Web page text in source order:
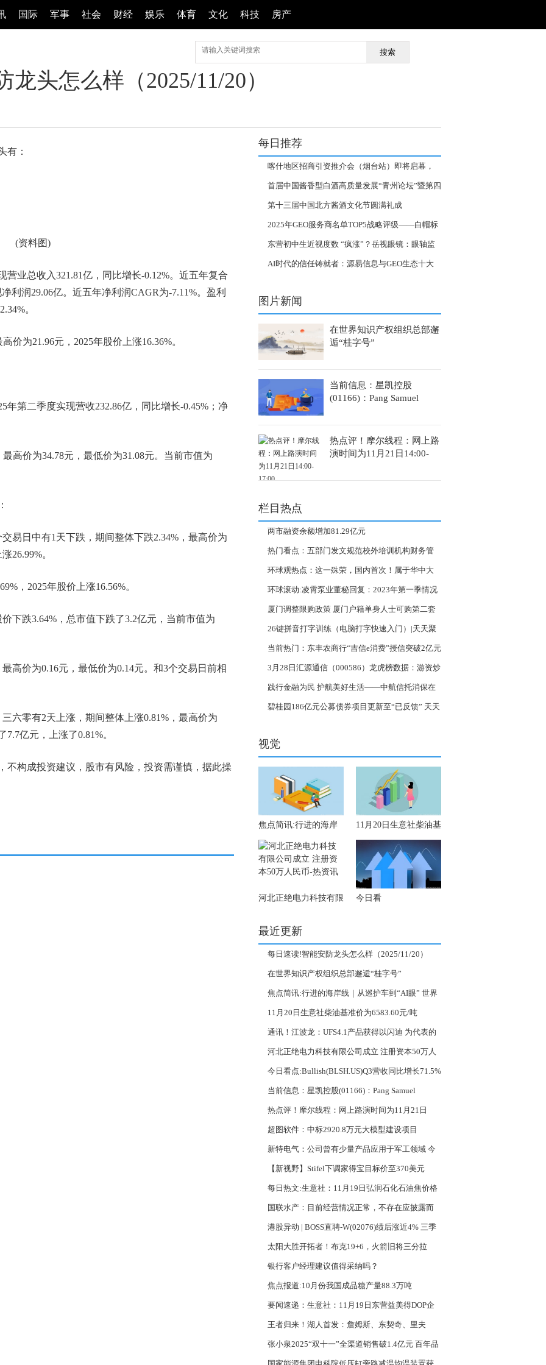
国际 军事 社会 财经 娱乐 体育 文化 科技 房产
搜索
头怎么样（2025/11/20）
有：
(资料图)
营业总收入321.81亿，同比增长-0.12%。近五年复合
利润29.06亿。近五年净利润CAGR为-7.11%。盈利
。
价为21.96元，2025年股价上涨16.36%。
年第二季度实现营收232.86亿，同比增长-0.45%；净
高价为34.78元，最低价为31.08元。当前市值为
易日中有1天下跌，期间整体下跌2.34%，最高价为
26.99%。
，2025年股价上涨16.56%。
下跌3.64%，总市值下跌了3.2亿元，当前市值为
高价为0.16元，最低价为0.14元。和3个交易日前相
六零有2天上涨，期间整体上涨0.81%，最高价为
亿元，上涨了0.81%。
不构成投资建议，股市有风险，投资需谨慎，据此操
每日推荐
喀什地区招商引资推介会（烟台站）即将启幕，
诚邀莅临！
首届中国酱香型白酒高质量发展“青州论坛”暨第四
届北方酱酒生产技术交流会圆满举行
第十三届中国北方酱酒文化节圆满礼成
2025年GEO服务商名单TOP5战略评级——白帽标
准与长期价值的工程化保障
东营初中生近视度数 “疯涨”？岳视眼镜：眼轴监
测 + 功能性镜片，科学 “控” 度数
AI时代的信任铸就者：源易信息与GEO生态十大
图片新闻
在世界知识产权组织总部邂
逅“桂字号”
当前信息：星凯控股
(01166)：Pang Samuel
热点评！摩尔线程：网上路
演时间为11月21日14:00-
栏目热点
两市融资余额增加81.29亿元
热门看点：五部门发文规范校外培训机构财务管
环球观热点：这一殊荣，国内首次！属于华中大
团队！
环球滚动:凌霄泵业董秘回复：2023年第一季情况
请留意第一季度报告
厦门调整限购政策 厦门户籍单身人士可购第二套
住房 全球新资讯
26键拼音打字训练（电脑打字快速入门）|天天聚
看点当前热门：东丰农商行“吉信e消费”授信突破2亿元
3月28日汇源通信（000586）龙虎榜数据：游资炒
股养家、上塘路上榜:世界快报
践行金融为民 护航美好生活——中航信托消保在
行动碧桂园186亿元公募债券项目更新至“已反馈” 天天
视觉
焦点简讯:行进的海岸
线｜从巡护车到“AI眼”
世界自然遗产南大港湿
地的生态守护
11月20日生意社柴油基
准价为6583.60元/吨
河北正绝电力科技有限
万人民币-热资讯
今日看
期
最近更新
每日速读!智能安防龙头怎么样（2025/11/20）
在世界知识产权组织总部邂逅“桂字号”
焦点简讯:行进的海岸线｜从巡护车到“AI眼” 世界
自然遗产南大港湿地的生态守护
11月20日生意社柴油基准价为6583.60元/吨
通讯！江波龙：UFS4.1产品获得以闪迪 为代表的
存储原厂认可
河北正绝电力科技有限公司成立 注册资本50万人
民币-热资讯
今日看点:Bullish(BLSH.US)Q3营收同比增长71.5%
GAAP每股收益逊于预期
当前信息：星凯控股(01166)：Pang Samuel
Zhaoxing获委任为总裁
热点评！摩尔线程：网上路演时间为11月21日
14:00-17:00
超图软件：中标2920.8万元大模型建设项目
新特电气：公司曾有少量产品应用于军工领域 今
亮点【新视野】Stifel下调家得宝目标价至370美元
每日热文:生意社：11月19日弘润石化石油焦价格
下调国联水产：目前经营情况正常，不存在应披露而
未披露的重大事项-关注
港股异动 | BOSS直聘-W(02076)绩后涨近4% 三季
度营收21.6亿元 蓝领与下沉市场增速领先_每日快报
太阳大胜开拓者！布克19+6，火箭旧将三分拉
垮，瀚森9+5进步明显 热推荐
银行客户经理建议值得采纳吗？
焦点报道:10月份我国成品糖产量88.3万吨
要闻速递：生意社：11月19日东营益美得DOP企
业报价趋稳
王者归来！湖人首发：詹姆斯、东契奇、里夫
斯、八村垒和艾顿
张小泉2025“双十一”全渠道销售破1.4亿元 百年品